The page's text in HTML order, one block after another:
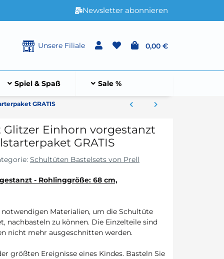
Newsletter abonnieren
Unsere Filiale 0,00 €
Spiel & Spaß Sale %
GRATIS
Einhorn vorgestanzt
GRATIS
Schultüten Bastelsets von Prell
- Rohlinggröße: 68 cm,
Materialien, um die Schultüte
nachbasteln zu können. Die Einzelteile sind
nicht mehr ausgeschnitten werden.
größten Ereignisse eines Kindes. Basteln Sie